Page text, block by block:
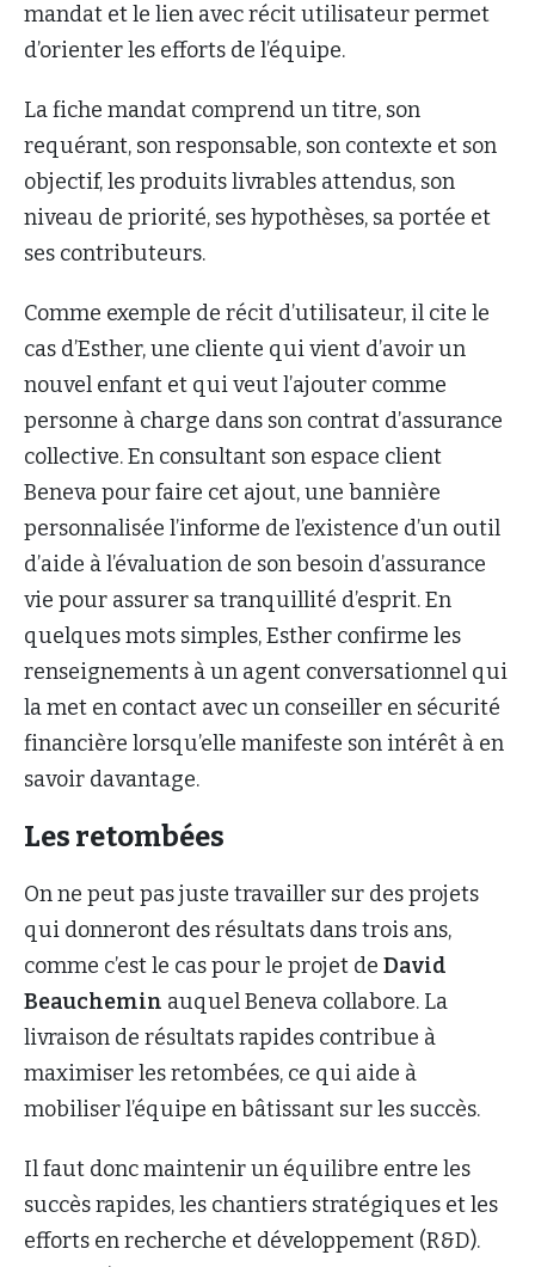
mandat et le lien avec récit utilisateur permet
d’orienter les efforts de l’équipe.
La fiche mandat comprend un titre, son
requérant, son responsable, son contexte et son
objectif, les produits livrables attendus, son
niveau de priorité, ses hypothèses, sa portée et
ses contributeurs.
Comme exemple de récit d’utilisateur, il cite le
cas d’Esther, une cliente qui vient d’avoir un
nouvel enfant et qui veut l’ajouter comme
personne à charge dans son contrat d’assurance
collective. En consultant son espace client
Beneva pour faire cet ajout, une bannière
personnalisée l’informe de l’existence d’un outil
d’aide à l’évaluation de son besoin d’assurance
vie pour assurer sa tranquillité d’esprit. En
quelques mots simples, Esther confirme les
renseignements à un agent conversationnel qui
la met en contact avec un conseiller en sécurité
financière lorsqu’elle manifeste son intérêt à en
savoir davantage.
Les retombées
On ne peut pas juste travailler sur des projets
qui donneront des résultats dans trois ans,
comme c’est le cas pour le projet de David
Beauchemin auquel Beneva collabore. La
livraison de résultats rapides contribue à
maximiser les retombées, ce qui aide à
mobiliser l’équipe en bâtissant sur les succès.
Il faut donc maintenir un équilibre entre les
succès rapides, les chantiers stratégiques et les
efforts en recherche et développement (R&D).